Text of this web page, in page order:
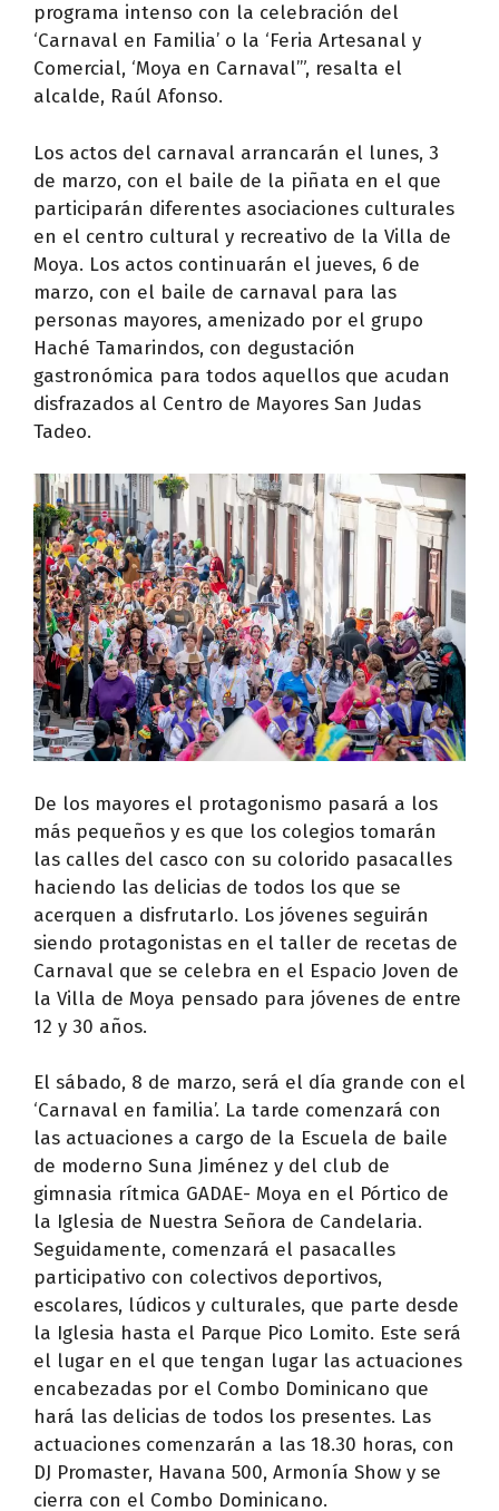
programa intenso con la celebración del
‘Carnaval en Familia’ o la ‘Feria Artesanal y
Comercial, ‘Moya en Carnaval’”, resalta el
alcalde, Raúl Afonso.
Los actos del carnaval arrancarán el lunes, 3
de marzo, con el baile de la piñata en el que
participarán diferentes asociaciones culturales
en el centro cultural y recreativo de la Villa de
Moya. Los actos continuarán el jueves, 6 de
marzo, con el baile de carnaval para las
personas mayores, amenizado por el grupo
Haché Tamarindos, con degustación
gastronómica para todos aquellos que acudan
disfrazados al Centro de Mayores San Judas
Tadeo.
De los mayores el protagonismo pasará a los
más pequeños y es que los colegios tomarán
las calles del casco con su colorido pasacalles
haciendo las delicias de todos los que se
acerquen a disfrutarlo. Los jóvenes seguirán
siendo protagonistas en el taller de recetas de
Carnaval que se celebra en el Espacio Joven de
la Villa de Moya pensado para jóvenes de entre
12 y 30 años.
El sábado, 8 de marzo, será el día grande con el
‘Carnaval en familia’. La tarde comenzará con
las actuaciones a cargo de la Escuela de baile
de moderno Suna Jiménez y del club de
gimnasia rítmica GADAE- Moya en el Pórtico de
la Iglesia de Nuestra Señora de Candelaria.
Seguidamente, comenzará el pasacalles
participativo con colectivos deportivos,
escolares, lúdicos y culturales, que parte desde
la Iglesia hasta el Parque Pico Lomito. Este será
el lugar en el que tengan lugar las actuaciones
encabezadas por el Combo Dominicano que
hará las delicias de todos los presentes. Las
actuaciones comenzarán a las 18.30 horas, con
DJ Promaster, Havana 500, Armonía Show y se
cierra con el Combo Dominicano.